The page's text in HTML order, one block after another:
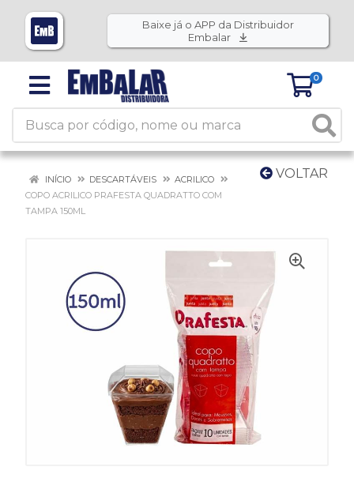
Baixe já o APP da Distribuidor
Embalar
0
VOLTAR
INÍCIO DESCARTÁVEIS
ACRILICO
COPO ACRILICO PRAFESTA QUADRATTO COM
TAMPA 150ML